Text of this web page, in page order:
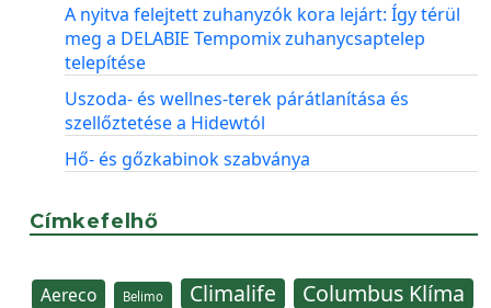
A nyitva felejtett zuhanyzók kora lejárt: Így térül
meg a DELABIE Tempomix zuhanycsaptelep
telepítése
Uszoda- és wellnes-terek párátlanítása és
szellőztetése a Hidewtól
Hő- és gőzkabinok szabványa
Címkefelhő
Aereco Belimo Climalife Columbus Klíma